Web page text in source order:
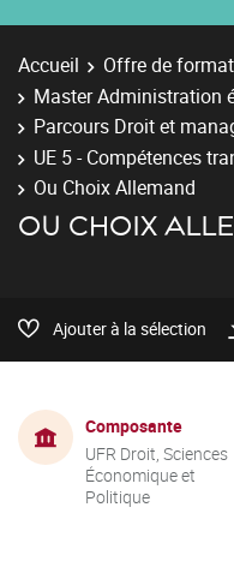
Accueil Offre de
Master Administration
Parcours Droit et
UE 5 - Compétences
Ou Choix Allemand
OU CHOIX
Ajouter à la sélection
Composante
UFR Droit, Sciences
Économique et
Politique